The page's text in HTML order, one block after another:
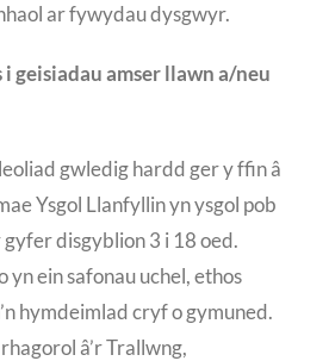
ar fywydau dysgwyr.
i geisiadau amser llawn a/neu
gwledig hardd ger y ffin â
Ysgol Llanfyllin yn ysgol pob
disgyblion 3 i 18 oed.
yn ein safonau uchel, ethos
hymdeimlad cryf o gymuned.
â’r Trallwng,